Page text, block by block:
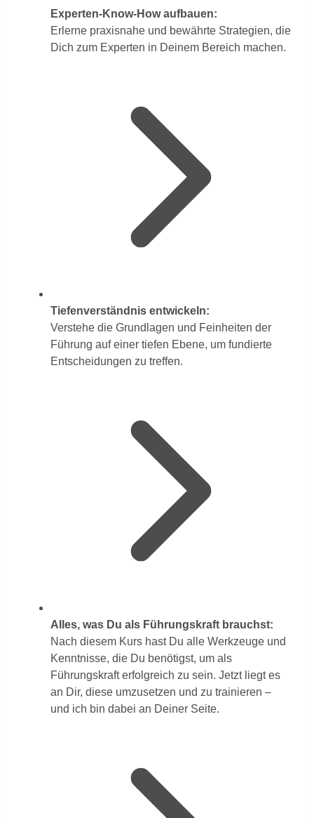
Experten-Know-How aufbauen:
Erlerne praxisnahe und bewährte Strategien, die
Dich zum Experten in Deinem Bereich machen.
Tiefenverständnis entwickeln:
Verstehe die Grundlagen und Feinheiten der
Führung auf einer tiefen Ebene, um fundierte
Entscheidungen zu treffen.
Alles, was Du als Führungskraft brauchst:
Nach diesem Kurs hast Du alle Werkzeuge und
Kenntnisse, die Du benötigst, um als
Führungskraft erfolgreich zu sein. Jetzt liegt es
an Dir, diese umzusetzen und zu trainieren –
und ich bin dabei an Deiner Seite.